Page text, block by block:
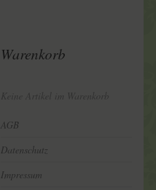
Warenkorb
Keine Artikel im Warenkorb
AGB
Datenschutz
Impressum